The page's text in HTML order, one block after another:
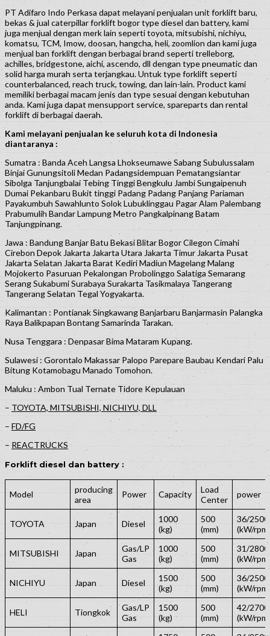
PT Adifaro Indo Perkasa dapat melayani penjualan unit forklift baru,
bekas & jual caterpillar forklift bogor type diesel dan battery, kami
juga menjual dengan merk lain seperti toyota, mitsubishi, nichiyu,
komatsu, TCM, Imow, doosan, hangcha, heli, zoomlion dan kami juga
menjual ban forklift dengan berbagai brand seperti trelleborg,
achilles, bridgestone, aichi, ascendo, dll dengan type pneumatic dan
solid harga murah serta terjangkau. Untuk type forklift seperti
counterbalanced, reach truck, towing, dan lain-lain. Product kami
memiliki berbagai macam jenis dan type sesuai dengan kebutuhan
anda. Kami juga dapat mensupport service, spareparts dan rental
forklift di berbagai daerah.
Kami melayani penjualan ke seluruh kota di Indonesia
diantaranya :
Sumatra : Banda Aceh Langsa Lhokseumawe Sabang Subulussalam
Binjai Gunungsitoli Medan Padangsidempuan Pematangsiantar
Sibolga Tanjungbalai Tebing Tinggi Bengkulu Jambi Sungaipenuh
Dumai Pekanbaru Bukit tinggi Padang Padang Panjang Pariaman
Payakumbuh Sawahlunto Solok Lubuklinggau Pagar Alam Palembang
Prabumulih Bandar Lampung Metro Pangkalpinang Batam
Tanjungpinang.
Jawa : Bandung Banjar Batu Bekasi Blitar Bogor Cilegon Cimahi
Cirebon Depok Jakarta Jakarta Utara Jakarta Timur Jakarta Pusat
Jakarta Selatan Jakarta Barat Kediri Madiun Magelang Malang
Mojokerto Pasuruan Pekalongan Probolinggo Salatiga Semarang
Serang Sukabumi Surabaya Surakarta Tasikmalaya Tangerang
Tangerang Selatan Tegal Yogyakarta.
Kalimantan : Pontianak Singkawang Banjarbaru Banjarmasin Palangka
Raya Balikpapan Bontang Samarinda Tarakan.
Nusa Tenggara : Denpasar Bima Mataram Kupang.
Sulawesi : Gorontalo Makassar Palopo Parepare Baubau Kendari Palu
Bitung Kotamobagu Manado Tomohon.
Maluku : Ambon Tual Ternate Tidore Kepulauan
– TOYOTA, MITSUBISHI, NICHIYU, DLL
– FD/FG
– REACTRUCKS
Forklift diesel dan battery :
Model
producing
area
Power Capacity
Load
Center
power
TOYOTA Japan Diesel
1000
(kg)
500
(mm)
36/2500
(kW/rpm)
MITSUBISHI Japan
Gas/LP
Gas
1000
(kg)
500
(mm)
31/2800
(kW/rpm)
NICHIYU Japan Diesel
1500
(kg)
500
(mm)
36/2500
(kW/rpm)
HELI Tiongkok
Gas/LP
Gas
1500
(kg)
500
(mm)
42/2700
(kW/rpm)